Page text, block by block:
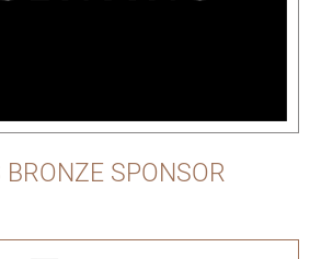
BRONZE SPONSOR